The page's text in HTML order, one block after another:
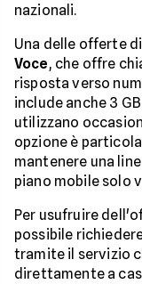
nazionali.
Una delle offerte
Voce, che offre
risposta verso
include anche 3
utilizzano
opzione è
mantenere una
piano mobile solo
Per usufruire
possibile
tramite il servizio
direttamente a